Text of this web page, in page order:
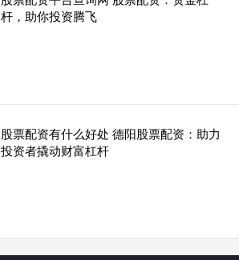
杆，助你投资腾飞
股票配资有什么好处 德阳股票配资：助力
投资者撬动财富杠杆